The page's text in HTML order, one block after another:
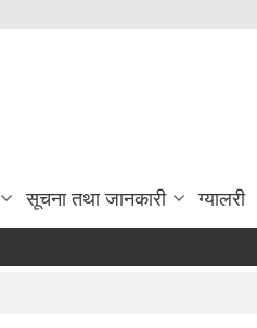
सूचना तथा जानकारी ग्यालरी